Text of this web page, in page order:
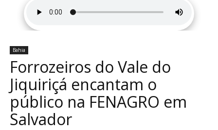
Bahia
Forrozeiros do Vale do
Jiquiriçá encantam o
público na FENAGRO em
Salvador